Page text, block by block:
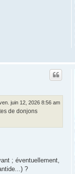
juin 12, 2026 8:56 am
de donjons
; éventuellement,
?